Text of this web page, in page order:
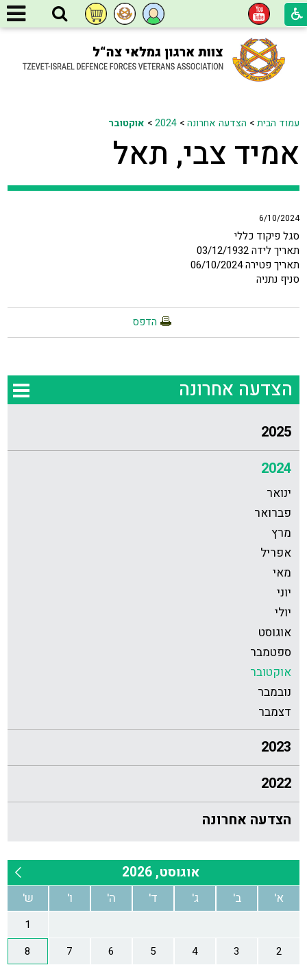
עמוד הבית> הצדעה אחרונה>
2024
> אוקטובר
אמיד צבי, תאל
6/10/2024
סגל פיקוד כללי
תאריך לידה 03/12/1932
תאריך פטירה 06/10/2024
סניף נתניה
הדפס
הצדעה אחרונה
2025
2024
ינואר
פברואר
מרץ
אפריל
מאי
יוני
יולי
אוגוסט
ספטמבר
אוקטובר
נובמבר
דצמבר
2023
2022
הצדעה אחרונה